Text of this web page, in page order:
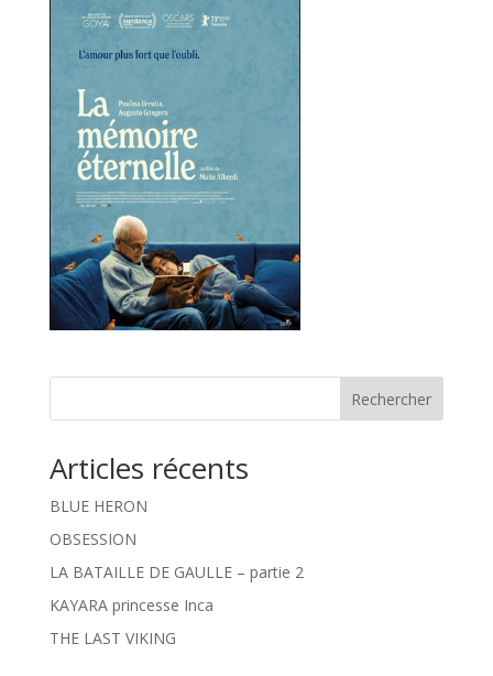
Rechercher
Articles récents
BLUE HERON
OBSESSION
LA BATAILLE DE GAULLE – partie 2
KAYARA princesse Inca
THE LAST VIKING